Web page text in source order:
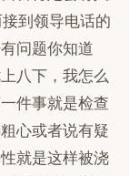
到领导电话的
问题你知道
八下，我怎么
件事就是检查
心或者说有疑
就是这样被浇